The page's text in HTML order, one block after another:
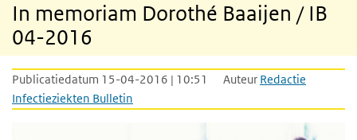
In memoriam Dorothé Baaijen / IB
04-2016
Publicatiedatum 15-04-2016 | 10:51 Auteur Redactie
Infectieziekten Bulletin